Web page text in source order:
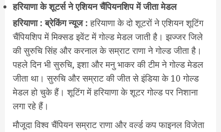
हरियाणा के शूटर्स ने एशियन चैंपियनशिप में जीता मेडल
हरियाणा : ब्रेकिंग न्यूज : हरियाणा के दो शूटरों ने एशियन शूटिंग
चैंपियशिप में मिक्सड इवेंट में गोल्ड मेडल जाती है। झज्जर जिले
की सुरुचि सिंह और करनाल के सम्राट राणा ने गोल्ड जीता है।
पहले दिन भी सुरुचि, इशा और मनु भाकर की टीम ने गोल्ड मेडल
जीता था। सुरुचि और सम्राट की जीत से इंडिया के 10 गोल्ड
मेडल हो चुके हैं। शूटिंग में हरियाणा के शूटर गोल्ड पर निशाना
लगा रहे हैं।
मौजूदा विश्व चैंपियन सम्राट राणा और वर्ल्ड कप फाइनल विजेता